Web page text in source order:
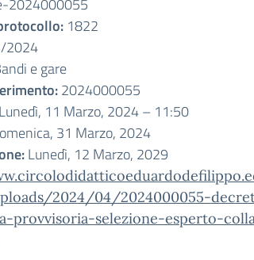
2024000055
1822
2024
e gare
2024000055
Lunedì, 11 Marzo, 2024 – 11:50
31 Marzo, 2024
Lunedì, 12 Marzo, 2029
2024/04/2024000055-
provvisoria-selezione-esperto-